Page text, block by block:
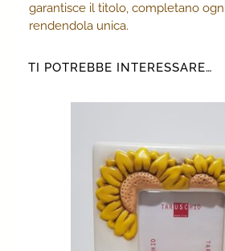
garantisce il titolo, completano ogni
rendendola unica.
TI POTREBBE INTERESSARE…